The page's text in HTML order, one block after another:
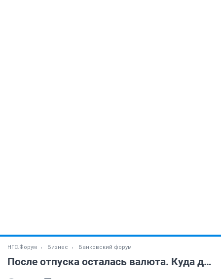
НГС.Форум Бизнес Банковский форум
После отпуска осталась валюта. Куда деть?